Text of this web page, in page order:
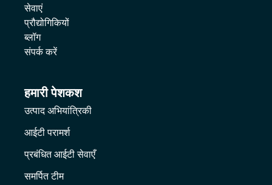
सेवाएं
प्रौद्योगिकियों
ब्लॉग
संपर्क करें
हमारी पेशकश
उत्पाद अभियांत्रिकी
आईटी परामर्श
प्रबंधित आईटी सेवाएँ
समर्पित टीम